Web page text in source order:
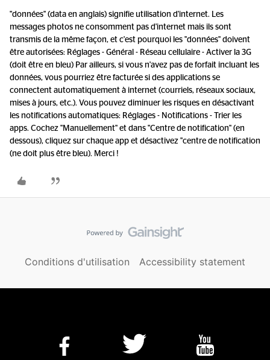
"données" (data en anglais) signifie utilisation d'internet. Les
messages photos ne consomment pas d'internet mais ils sont
transmis de la même façon, et c'est pourquoi les "données" doivent
être autorisées: Réglages - Général - Réseau cellulaire - Activer la 3G
(doit être en bleu) Par ailleurs, si vous n'avez pas de forfait incluant les
données, vous pourriez être facturée si des applications se
connectent automatiquement à internet (courriels, réseaux sociaux,
mises à jours, etc.). Vous pouvez diminuer les risques en désactivant
les notifications automatiques: Réglages - Notifications - Trier les
apps. Cochez "Manuellement" et dans "Centre de notification" (en
dessous), cliquez sur chaque app et désactivez "centre de notification
(ne doit plus être bleu). Merci !
Conditions d'utilisation Accessibility statement